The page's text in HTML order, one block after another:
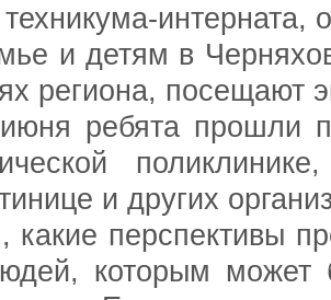
техникума-
и детям в
региона, посещают
ребята прошли
и других
перспективы
которым может